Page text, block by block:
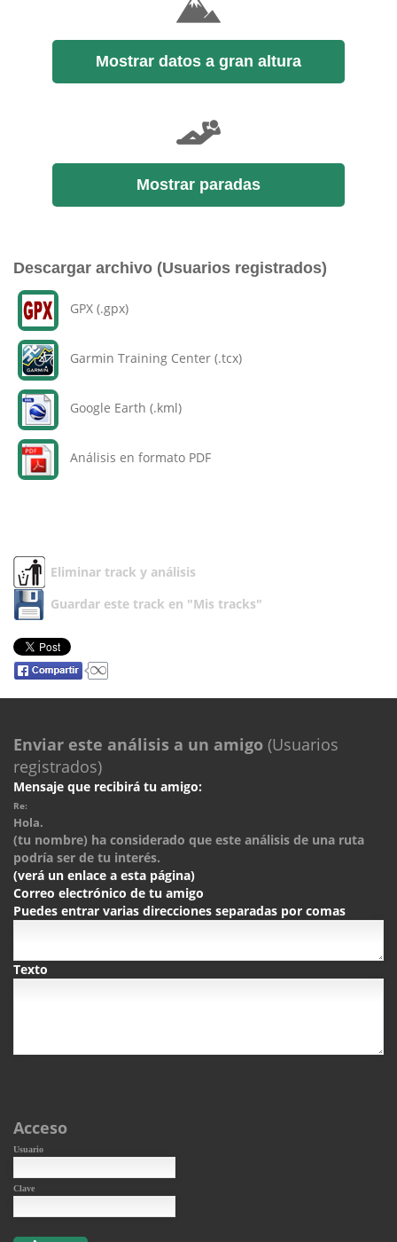
Mostrar datos a gran altura
Mostrar paradas
Descargar archivo (Usuarios registrados)
GPX (.gpx)
Garmin Training Center (.tcx)
Google Earth (.kml)
Análisis en formato PDF
Eliminar track y análisis
Guardar este track en "Mis tracks"
Enviar este análisis a un amigo (Usuarios
registrados)
Mensaje que recibirá tu amigo:
Re:
Hola.
(tu nombre) ha considerado que este análisis de una ruta
podría ser de tu interés.
(verá un enlace a esta página)
Correo electrónico de tu amigo
Puedes entrar varias direcciones separadas por comas
Texto
Acceso
Usuario
Clave